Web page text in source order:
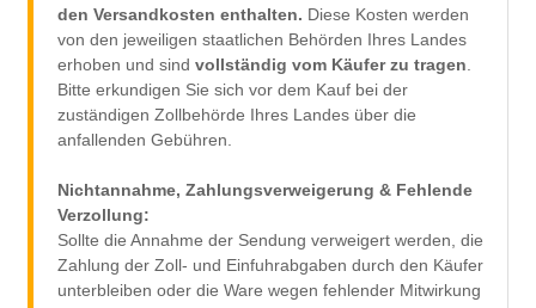
den Versandkosten enthalten. Diese Kosten werden
von den jeweiligen staatlichen Behörden Ihres Landes
erhoben und sind vollständig vom Käufer zu tragen
Bitte erkundigen Sie sich vor dem Kauf bei der
zuständigen Zollbehörde Ihres Landes über die
anfallenden Gebühren.
Nichtannahme, Zahlungsverweigerung & Fehlende
Verzollung:
Sollte die Annahme der Sendung verweigert werden, die
Zahlung der Zoll- und Einfuhrabgaben durch den Käufer
unterbleiben oder die Ware wegen fehlender Mitwirkung